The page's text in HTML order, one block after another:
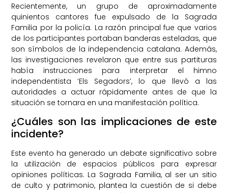
Recientemente, un grupo de aproximadamente
quinientos cantores fue expulsado de la Sagrada
Familia por la policía. La razón principal fue que varios
de los participantes portaban banderas esteladas, que
son símbolos de la independencia catalana. Además,
las investigaciones revelaron que entre sus partituras
había instrucciones para interpretar el himno
independentista ‘Els Segadors’, lo que llevó a las
autoridades a actuar rápidamente antes de que la
situación se tornara en una manifestación política.
¿Cuáles son las implicaciones de este
incidente?
Este evento ha generado un debate significativo sobre
la utilización de espacios públicos para expresar
opiniones políticas. La Sagrada Familia, al ser un sitio
de culto y patrimonio, plantea la cuestión de si debe